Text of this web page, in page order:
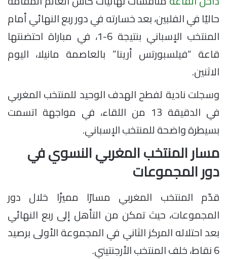
حاليًا في الفلبين، بعد خسارته في دور ربع النهائي أمام
المنتخب الإسباني بنتيجة 6-1، في مباراة احتضنتها
قاعة “فيلسبورتس أرينا” بالعاصمة مانيلا، اليوم
الاثنين.
وسجلت نادية لفطح الهدف الوحيد للمنتخب المغربي
في الدقيقة 13 من اللقاء، في مواجهة اتسمت
بسيطرة واضحة للمنتخب الإسباني.
مسار المنتخب المغربي النسوي في
دور المجموعات
قدّم المنتخب المغربي مسارًا مميزًا خلال دور
المجموعات، حيث تمكن من التأهل إلى ربع النهائي
بعد احتلاله المركز الثاني في المجموعة الأولى برصيد
6 نقاط، خلف المنتخب الأرجنتيني.